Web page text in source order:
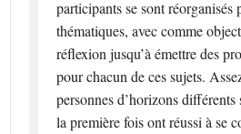
participants se sont réorganisés
thématiques, avec comme
réflexion jusqu’à émettre des
pour chacun de ces sujets.
personnes d’horizons
la première fois ont réussi à se